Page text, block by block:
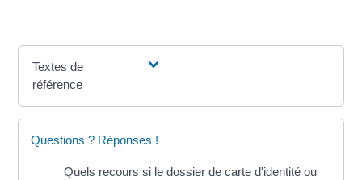
Textes de
référence
Questions ? Réponses !
Quels recours si le dossier de carte d'identité ou